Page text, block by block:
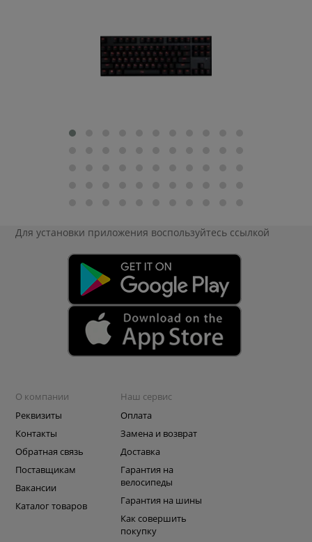
Для установки приложения воспользуйтесь ссылкой
О компании
Реквизиты
Контакты
Обратная связь
Поставщикам
Вакансии
Каталог товаров
Наш сервис
Оплата
Замена и возврат
Доставка
Гарантия на
велосипеды
Гарантия на шины
Как совершить
покупку